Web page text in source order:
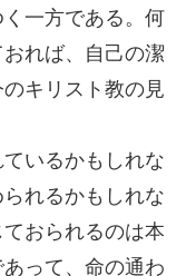
一方である。何
れば、自己の潔
キリスト教の見
いるかもしれな
れるかもしれな
おられるのは本
って、命の通わ